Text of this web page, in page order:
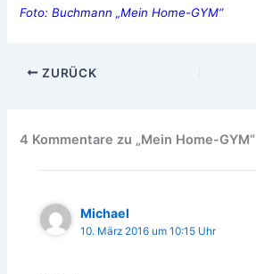
Foto: Buchmann „Mein Home-GYM“
ZURÜCK
4 Kommentare zu „Mein Home-GYM“
Michael
10. März 2016 um 10:15 Uhr